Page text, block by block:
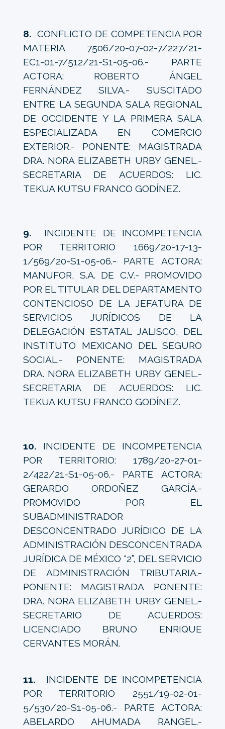
8. CONFLICTO DE COMPETENCIA POR
MATERIA 7506/20-07-02-7/227/21-
EC1-01-7/512/21-S1-05-06.- PARTE
ACTORA: ROBERTO ÁNGEL
FERNÁNDEZ SILVA.- SUSCITADO
ENTRE LA SEGUNDA SALA REGIONAL
DE OCCIDENTE Y LA PRIMERA SALA
ESPECIALIZADA EN COMERCIO
EXTERIOR.- PONENTE: MAGISTRADA
DRA. NORA ELIZABETH URBY GENEL.-
SECRETARIA DE ACUERDOS: LIC.
TEKUA KUTSU FRANCO GODÍNEZ.
9.
INCIDENTE DE INCOMPETENCIA
POR TERRITORIO 1669/20-17-13-
1/569/20-S1-05-06.- PARTE ACTORA:
MANUFOR, S.A. DE C.V.- PROMOVIDO
POR EL TITULAR DEL DEPARTAMENTO
CONTENCIOSO DE LA JEFATURA DE
SERVICIOS JURÍDICOS DE LA
DELEGACIÓN ESTATAL JALISCO, DEL
INSTITUTO MEXICANO DEL SEGURO
SOCIAL.- PONENTE: MAGISTRADA
DRA. NORA ELIZABETH URBY GENEL.-
SECRETARIA DE ACUERDOS: LIC.
TEKUA KUTSU FRANCO GODÍNEZ.
10. INCIDENTE DE INCOMPETENCIA
POR TERRITORIO: 1789/20-27-01-
2/422/21-S1-05-06.- PARTE ACTORA:
GERARDO ORDOÑEZ GARCÍA.-
PROMOVIDO POR EL
SUBADMINISTRADOR
DESCONCENTRADO JURÍDICO DE LA
ADMINISTRACIÓN DESCONCENTRADA
JURÍDICA DE MÉXICO “2”, DEL SERVICIO
DE ADMINISTRACIÓN TRIBUTARIA.-
PONENTE: MAGISTRADA PONENTE:
DRA. NORA ELIZABETH URBY GENEL.-
SECRETARIO DE ACUERDOS:
LICENCIADO BRUNO ENRIQUE
CERVANTES MORÁN.
11. INCIDENTE DE INCOMPETENCIA
POR TERRITORIO 2551/19-02-01-
5/530/20-S1-05-06.- PARTE ACTORA:
ABELARDO AHUMADA RANGEL.-